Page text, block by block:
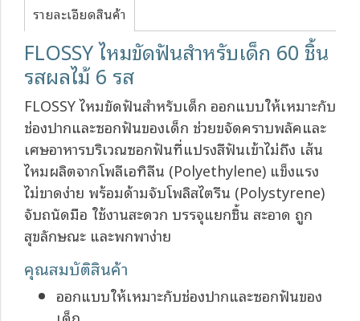
รายละเอียดสินค้า
FLOSSY ไหมขัดฟันสำหรับเด็ก 60 ชิ้น
รสผลไม้ 6 รส
FLOSSY ไหมขัดฟันสำหรับเด็ก ออกแบบให้เหมาะกับ
ช่องปากและซอกฟันของเด็ก ช่วยขจัดคราบพลัคและ
เศษอาหารบริเวณซอกฟันที่แปรงสีฟันเข้าไม่ถึง เส้น
ไหมผลิตจากโพลีเอทิลีน (Polyethylene) แข็งแรง
ไม่ขาดง่าย พร้อมด้ามจับโพลิสไตรีน (Polystyrene)
จับถนัดมือ ใช้งานสะดวก บรรจุแยกชิ้น สะอาด ถูก
สุขลักษณะ และพกพาง่าย
คุณสมบัติสินค้า
ออกแบบให้เหมาะกับช่องปากและซอกฟันของ